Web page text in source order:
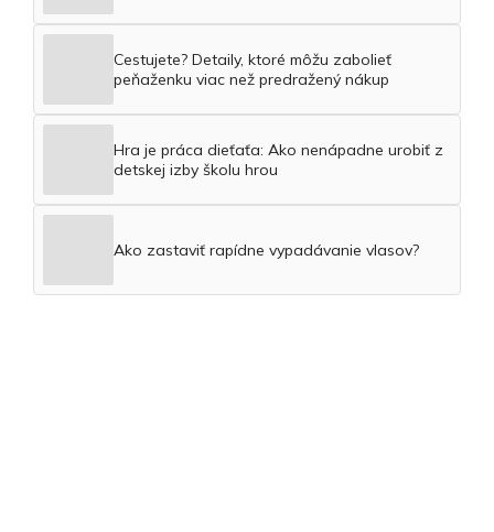
Cestujete? Detaily, ktoré môžu zabolieť
peňaženku viac než predražený nákup
Hra je práca dieťaťa: Ako nenápadne urobiť z
detskej izby školu hrou
Ako zastaviť rapídne vypadávanie vlasov?